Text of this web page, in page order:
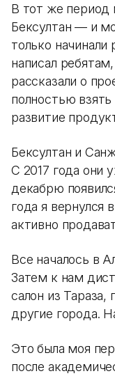
В тот же
Бексултан — и
только
написал
рассказали о
полностью взять
развитие
Бексултан и
С 2017 года они
декабрю
года я вернулся
активно
Все началось в
Затем к нам
салон из Тараза,
другие города.
Это была моя
после